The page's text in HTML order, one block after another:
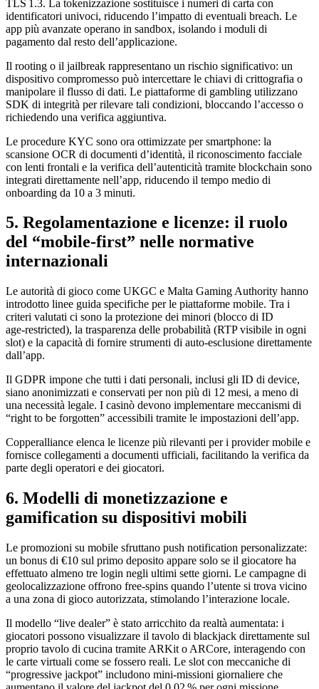
TLS 1.3. La tokenizzazione sostituisce i numeri di carta con
identificatori univoci, riducendo l’impatto di eventuali breach. Le
app più avanzate operano in sandbox, isolando i moduli di
pagamento dal resto dell’applicazione.
Il rooting o il jailbreak rappresentano un rischio significativo: un
dispositivo compromesso può intercettare le chiavi di crittografia o
manipolare il flusso di dati. Le piattaforme di gambling utilizzano
SDK di integrità per rilevare tali condizioni, bloccando l’accesso o
richiedendo una verifica aggiuntiva.
Le procedure KYC sono ora ottimizzate per smartphone: la
scansione OCR di documenti d’identità, il riconoscimento facciale
con lenti frontali e la verifica dell’autenticità tramite blockchain sono
integrati direttamente nell’app, riducendo il tempo medio di
onboarding da 10 a 3 minuti.
5. Regolamentazione e licenze: il ruolo
del “mobile‑first” nelle normative
internazionali
Le autorità di gioco come UKGC e Malta Gaming Authority hanno
introdotto linee guida specifiche per le piattaforme mobile. Tra i
criteri valutati ci sono la protezione dei minori (blocco di ID
age‑restricted), la trasparenza delle probabilità (RTP visibile in ogni
slot) e la capacità di fornire strumenti di auto‑esclusione direttamente
dall’app.
Il GDPR impone che tutti i dati personali, inclusi gli ID di device,
siano anonimizzati e conservati per non più di 12 mesi, a meno di
una necessità legale. I casinò devono implementare meccanismi di
“right to be forgotten” accessibili tramite le impostazioni dell’app.
Copperalliance elenca le licenze più rilevanti per i provider mobile e
fornisce collegamenti a documenti ufficiali, facilitando la verifica da
parte degli operatori e dei giocatori.
6. Modelli di monetizzazione e
gamification su dispositivi mobili
Le promozioni su mobile sfruttano push notification personalizzate:
un bonus di €10 sul primo deposito appare solo se il giocatore ha
effettuato almeno tre login negli ultimi sette giorni. Le campagne di
geolocalizzazione offrono free‑spins quando l’utente si trova vicino
a una zona di gioco autorizzata, stimolando l’interazione locale.
Il modello “live dealer” è stato arricchito da realtà aumentata: i
giocatori possono visualizzare il tavolo di blackjack direttamente sul
proprio tavolo di cucina tramite ARKit o ARCore, interagendo con
le carte virtuali come se fossero reali. Le slot con meccaniche di
“progressive jackpot” includono mini‑missioni giornaliere che